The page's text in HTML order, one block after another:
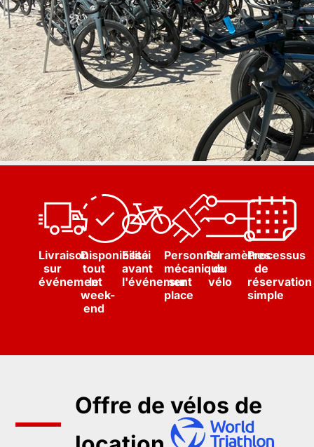
Livraison
sur
événement
Disponibilité
tout
le
week-
end
Essai
avant
l'événement
Personnel
mécanique
sur
place
Paramètres
du
vélo
Processus
de
réservation
simple
Offre de vélos de